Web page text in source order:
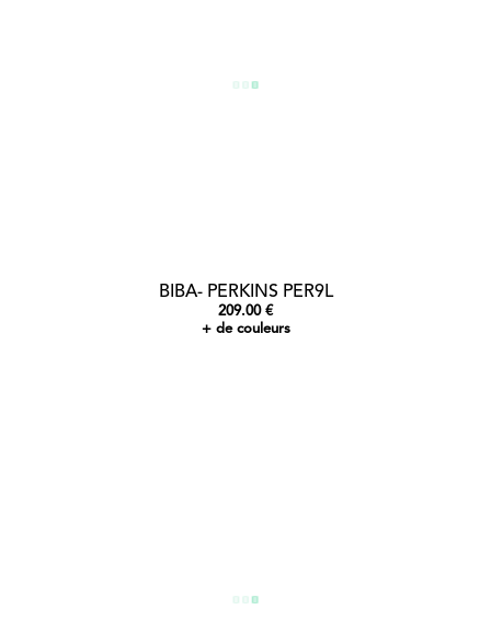
BIBA- PERKINS PER9L
209.00 €
+ de couleurs